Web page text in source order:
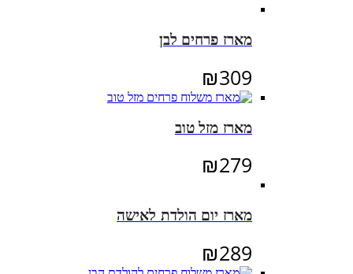
מארז פרחים לבן
₪309
מארז מזל טוב
₪279
מארז יום הולדת לאישה
₪289